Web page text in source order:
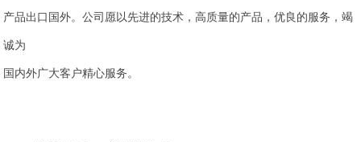
产品出口国外。公司愿以先进的技术，高质量的产品，优良的服务，竭
诚为
国内外广大客户精心服务。